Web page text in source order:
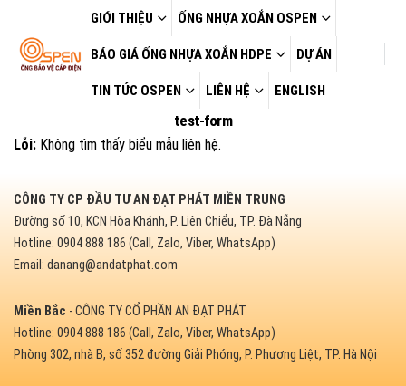
GIỚI THIỆU ỐNG NHỰA XOẮN OSPEN
BÁO GIÁ ỐNG NHỰA XOẮN HDPE DỰ ÁN
TIN TỨC OSPEN LIÊN HỆ ENGLISH
test-form
Lỗi: Không tìm thấy biểu mẫu liên hệ.
CÔNG TY CP ĐẦU TƯ AN ĐẠT PHÁT MIỀN TRUNG
Đường số 10, KCN Hòa Khánh, P. Liên Chiểu, TP. Đà Nẵng
Hotline: 0904 888 186 (Call, Zalo, Viber, WhatsApp)
Email: danang@andatphat.com
Miền Bắc - CÔNG TY CỔ PHẦN AN ĐẠT PHÁT
Hotline: 0904 888 186 (Call, Zalo, Viber, WhatsApp)
Phòng 302, nhà B, số 352 đường Giải Phóng, P. Phương Liệt, TP. Hà Nội